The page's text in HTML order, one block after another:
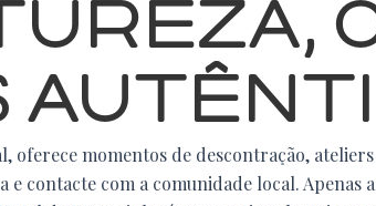
O
oferece momentos de descontração,
contacte com a comunidade local.